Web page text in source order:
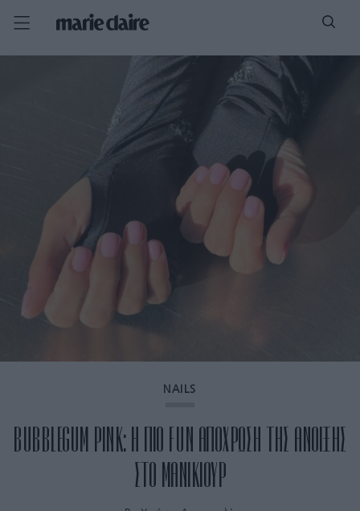
NAILS
BUBBLEGUM PINK: Η ΠΙΟ FUN ΑΠΟΧΡΩΣΗ ΤΗΣ ΑΝΟΙΞΗΣ
ΣΤΟ ΜΑΝΙΚΙΟΥΡ